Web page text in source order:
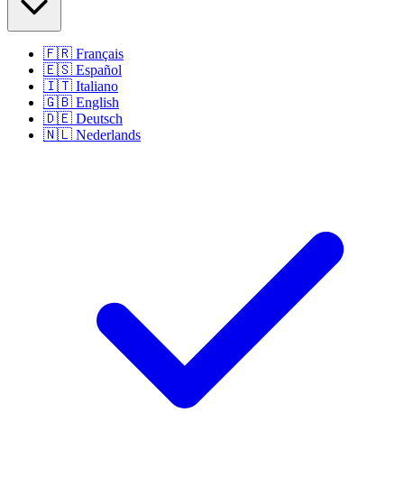
🇫🇷 Français
🇪🇸 Español
🇮🇹 Italiano
🇬🇧 English
🇩🇪 Deutsch
🇳🇱 Nederlands